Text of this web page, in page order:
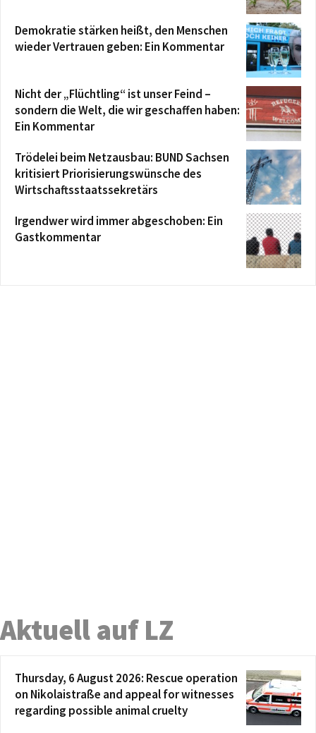
Demokratie stärken heißt, den Menschen
wieder Vertrauen geben: Ein Kommentar
Nicht der „Flüchtling“ ist unser Feind –
sondern die Welt, die wir geschaffen haben:
Ein Kommentar
Trödelei beim Netzausbau: BUND Sachsen
kritisiert Priorisierungswünsche des
Wirtschaftsstaatssekretärs
Irgendwer wird immer abgeschoben: Ein
Gastkommentar
Aktuell auf LZ
Thursday, 6 August 2026: Rescue operation
on Nikolaistraße and appeal for witnesses
regarding possible animal cruelty